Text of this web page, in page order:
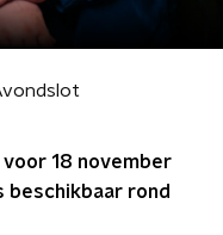
voor 18 november
beschikbaar rond